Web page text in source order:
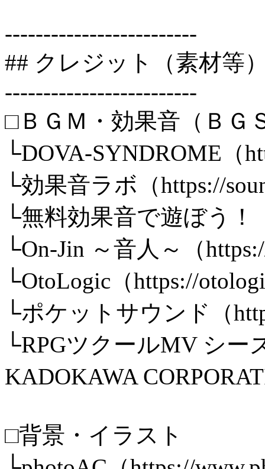
-------------------------
## クレジット（素材等
-------------------------
□ＢＧＭ・効果音（ＢＧ
└DOVA-SYNDROME（
└効果音ラボ（https://
└無料効果音で遊ぼう！
└On-Jin ～音人～（
└OtoLogic（https://
└ポケットサウンド（
└RPGツクールMV シー
KADOKAWA
□背景・イラスト